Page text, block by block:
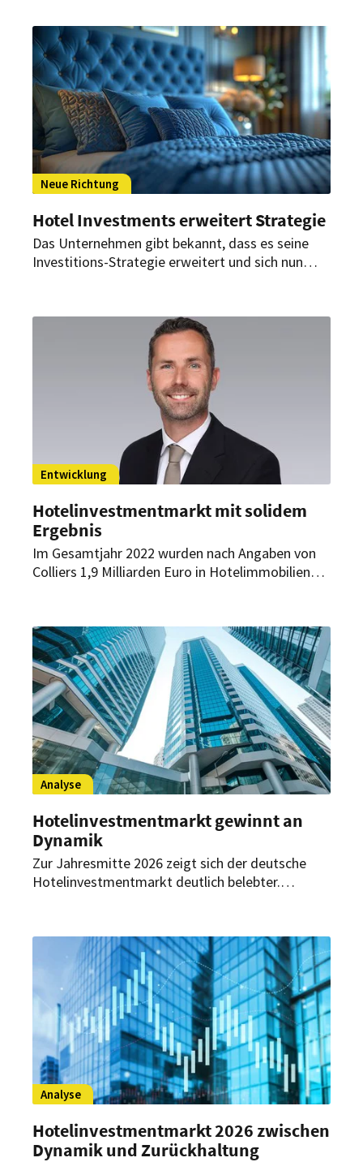
insgesamt fünf Hotel-Akquisitionen erfolgreich
abgeschlossen.
Neue Richtung
Hotel Investments erweitert Strategie
Das Unternehmen gibt bekannt, dass es seine
Investitions-Strategie erweitert und sich nun
Entwicklung
Hotelinvestmentmarkt mit solidem
Ergebnis
Im Gesamtjahr 2022 wurden nach Angaben von
Colliers 1,9 Milliarden Euro in Hotelimmobilien
Trotzdem blieb das Transaktionsniveau auf dem
Hotelinvestmentmarkt im laufe des Jahres
relativ stabil.
Analyse
Hotelinvestmentmarkt gewinnt an
Dynamik
Zur Jahresmitte 2026 zeigt sich der deutsche
Hotelinvestmentmarkt deutlich belebter.
flexible Konzepte.
Analyse
Hotelinvestmentmarkt 2026 zwischen
Dynamik und Zurückhaltung